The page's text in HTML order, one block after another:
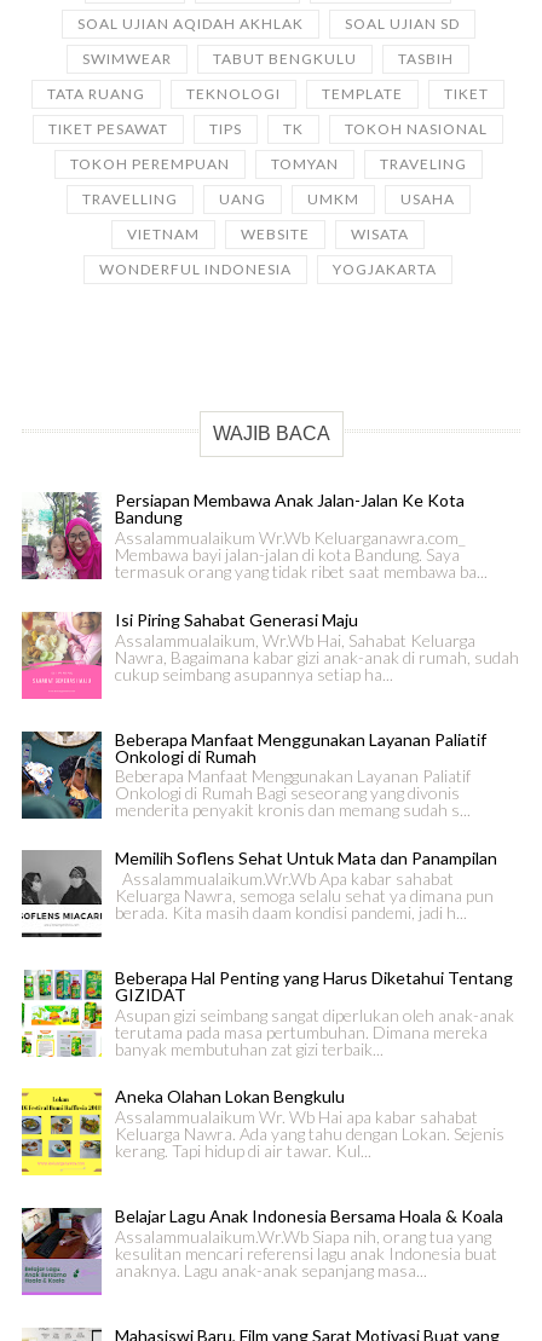
SOAL UJIAN AQIDAH AKHLAK
SOAL UJIAN SD
SWIMWEAR
TABUT BENGKULU
TASBIH
TATA RUANG
TEKNOLOGI TEMPLATE
TIKET
TIKET PESAWAT
TIPS TK
TOKOH NASIONAL
TOKOH PEREMPUAN
TOMYAN
TRAVELING
TRAVELLING
UANG UMKM
USAHA
VIETNAM
WEBSITE
WISATA
WONDERFUL INDONESIA
YOGJAKARTA
WAJIB BACA
Persiapan Membawa Anak Jalan-Jalan Ke Kota
Bandung
Assalammualaikum Wr.Wb Keluarganawra.com_
Membawa bayi jalan-jalan di kota Bandung. Saya
termasuk orang yang tidak ribet saat membawa ba...
Isi Piring Sahabat Generasi Maju
Assalammualaikum, Wr.Wb Hai, Sahabat Keluarga
Nawra, Bagaimana kabar gizi anak-anak di rumah, sudah
cukup seimbang asupannya setiap ha...
Beberapa Manfaat Menggunakan Layanan Paliatif
Onkologi di Rumah
Beberapa Manfaat Menggunakan Layanan Paliatif
Onkologi di Rumah Bagi seseorang yang divonis
menderita penyakit kronis dan memang sudah s...
Memilih Soflens Sehat Untuk Mata dan Panampilan
Assalammualaikum.Wr.Wb Apa kabar sahabat
Keluarga Nawra, semoga selalu sehat ya dimana pun
berada. Kita masih daam kondisi pandemi, jadi h...
Beberapa Hal Penting yang Harus Diketahui Tentang
GIZIDAT
Asupan gizi seimbang sangat diperlukan oleh anak-anak
terutama pada masa pertumbuhan. Dimana mereka
banyak membutuhan zat gizi terbaik...
Aneka Olahan Lokan Bengkulu
Assalammualaikum Wr. Wb Hai apa kabar sahabat
Keluarga Nawra. Ada yang tahu dengan Lokan. Sejenis
kerang. Tapi hidup di air tawar. Kul...
Belajar Lagu Anak Indonesia Bersama Hoala & Koala
Assalammualaikum.Wr.Wb Siapa nih, orang tua yang
kesulitan mencari referensi lagu anak Indonesia buat
anaknya. Lagu anak-anak sepanjang masa...
Mahasiswi Baru, Film yang Sarat Motivasi Buat yang